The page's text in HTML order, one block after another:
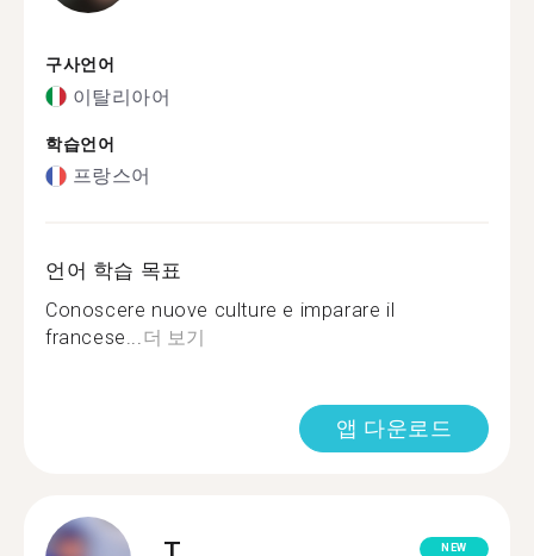
구사언어
이탈리아어
학습언어
프랑스어
언어 학습 목표
Conoscere nuove culture e imparare il
francese...더 보기
앱 다운로드
NEW